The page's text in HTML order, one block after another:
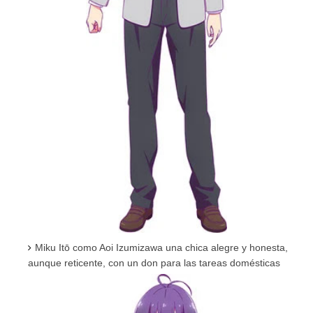
Miku Itō como Aoi Izumizawa una chica alegre y honesta,
aunque reticente, con un don para las tareas domésticas